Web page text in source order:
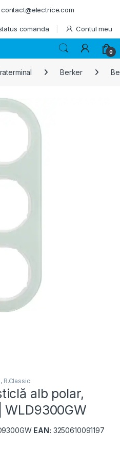
contact@electrice.com
comanda Contul meu
0
Berker
R.Classic
alb polar,
WLD9300GW
EAN: 3250610091197